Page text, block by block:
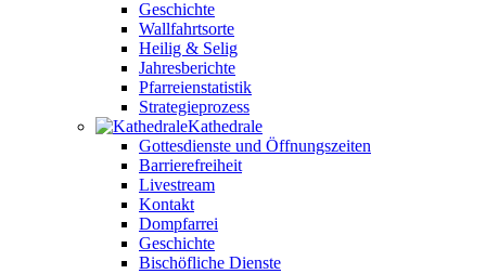
Geschichte
Wallfahrtsorte
Heilig & Selig
Jahresberichte
Pfarreienstatistik
Strategieprozess
Kathedrale
Gottesdienste und Öffnungszeiten
Barrierefreiheit
Livestream
Kontakt
Dompfarrei
Geschichte
Bischöfliche Dienste